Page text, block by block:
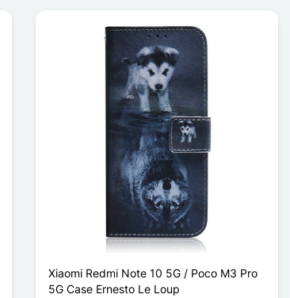
Xiaomi Redmi Note 10 5G / Poco M3 Pro
5G Case Ernesto Le Loup